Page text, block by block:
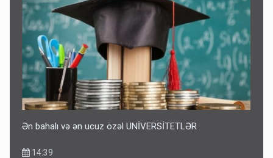
Corab satdığı deyilən qazi ilə bağlı - Daha bir açıqlama
11:40
Ən bahalı və ən ucuz özəl UNİVERSİTETLƏR
14:39